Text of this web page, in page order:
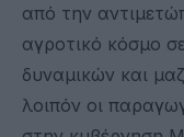
από την
αγροτικό κόσμο
δυναμικών και
λοιπόν οι